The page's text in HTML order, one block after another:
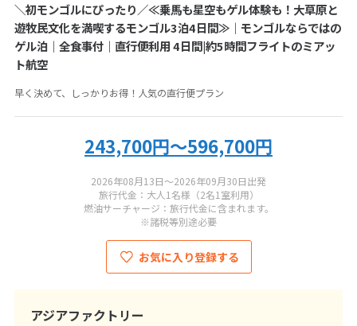
050-5530-6741
営業時間：
総合旅行業務取扱管理者：秋田健三郎・小圷孝幸
＼初モンゴルにぴったり／≪乗馬も星空もゲル体験も！大草原と
遊牧民文化を満喫するモンゴル3泊4日間≫｜モンゴルならではの
ゲル泊｜全食事付｜直行便利用 4日間|約5時間フライトのミアッ
ト航空
早く決めて、しっかりお得！人気の直行便プラン
243,700円～596,700円
2026年08月13日～2026年09月30日出発
旅行代金：大人1名様（2名1室利用）
燃油サーチャージ：旅行代金に含まれます。
※諸税等別途必要
お気に入り登録する
アジアファクトリー